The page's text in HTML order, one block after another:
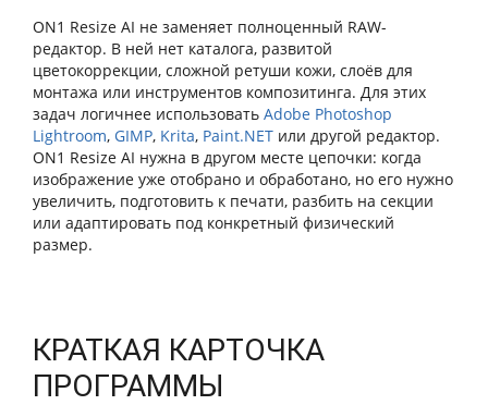
ON1 Resize AI не заменяет полноценный RAW-
редактор. В ней нет каталога, развитой
цветокоррекции, сложной ретуши кожи, слоёв для
монтажа или инструментов композитинга. Для этих
задач логичнее использовать Adobe Photoshop
Lightroom, GIMP, Krita, Paint.NET или другой редактор.
ON1 Resize AI нужна в другом месте цепочки: когда
изображение уже отобрано и обработано, но его нужно
увеличить, подготовить к печати, разбить на секции
или адаптировать под конкретный физический
размер.
КРАТКАЯ КАРТОЧКА
ПРОГРАММЫ